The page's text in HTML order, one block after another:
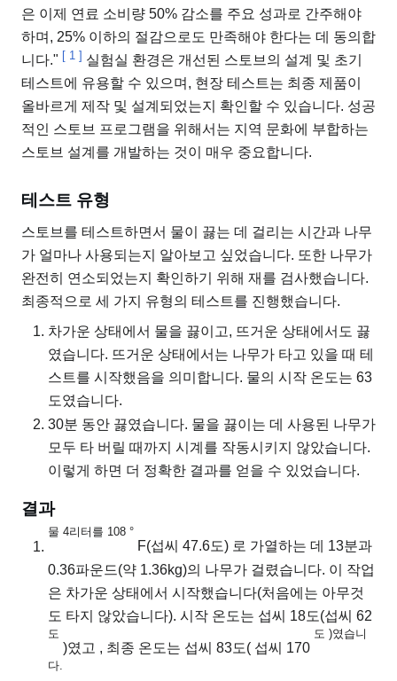
은 이제 연료 소비량 50% 감소를 주요 성과로 간주해야
하며, 25% 이하의 절감으로도 만족해야 한다는 데 동의합
니다." [ 1 ] 실험실 환경은 개선된 스토브의 설계 및 초기
테스트에 유용할 수 있으며, 현장 테스트는 최종 제품이
올바르게 제작 및 설계되었는지 확인할 수 있습니다. 성공
적인 스토브 프로그램을 위해서는 지역 문화에 부합하는
스토브 설계를 개발하는 것이 매우 중요합니다.
테스트 유형
스토브를 테스트하면서 물이 끓는 데 걸리는 시간과 나무
가 얼마나 사용되는지 알아보고 싶었습니다. 또한 나무가
완전히 연소되었는지 확인하기 위해 재를 검사했습니다.
최종적으로 세 가지 유형의 테스트를 진행했습니다.
차가운 상태에서 물을 끓이고, 뜨거운 상태에서도 끓
였습니다. 뜨거운 상태에서는 나무가 타고 있을 때 테
스트를 시작했음을 의미합니다. 물의 시작 온도는 63
도였습니다.
30분 동안 끓였습니다. 물을 끓이는 데 사용된 나무가
모두 타 버릴 때까지 시계를 작동시키지 않았습니다.
이렇게 하면 더 정확한 결과를 얻을 수 있었습니다.
결과
물 4리터를 108 °
F(섭씨 47.6도) 로 가열하는 데 13분과
0.36파운드(약 1.36kg)의 나무가 걸렸습니다. 이 작업
은 차가운 상태에서 시작했습니다(처음에는 아무것
도 타지 않았습니다). 시작 온도는 섭씨 18도(섭씨 62
도
)였고 , 최종 온도는 섭씨 83도( 섭씨 170
도 )였습니
다.